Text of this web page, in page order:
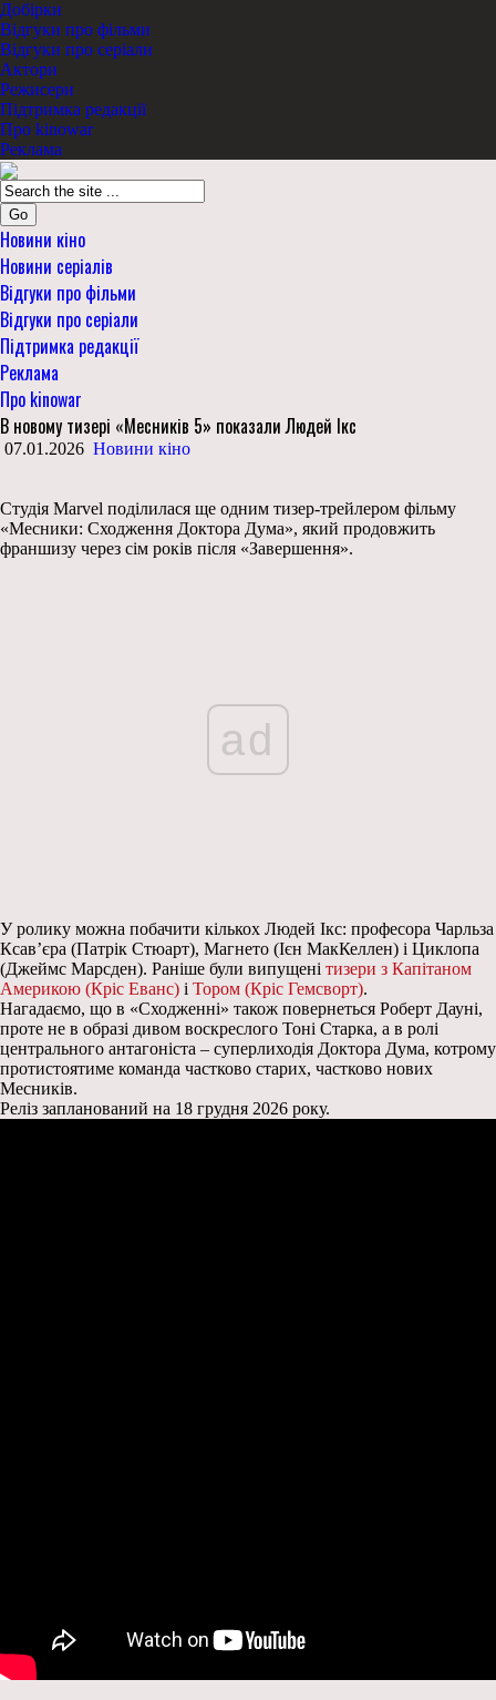
Добірки
Відгуки про фільми
Відгуки про серіали
Актори
Режисери
Підтримка редакції
Про kinowar
Реклама
Go
Новини кіно
Новини серіалів
Відгуки про фільми
Відгуки про серіали
Підтримка редакції
Реклама
Про kinowar
В новому тизері «Месників 5» показали Людей Ікс
07.01.2026 Новини кіно
Студія Marvel поділилася ще одним тизер-трейлером фільму
«Месники: Сходження Доктора Дума», який продовжить
франшизу через сім років після «Завершення».
ad
У ролику можна побачити кількох Людей Ікс: професора Чарльза
Ксав’єра (Патрік Стюарт), Магнето (Ієн МакКеллен) і Циклопа
(Джеймс Марсден). Раніше були випущені тизери з Капітаном
Америкою (Кріс Еванс) і Тором (Кріс Гемсворт).
Нагадаємо, що в «Сходженні» також повернеться Роберт Дауні,
проте не в образі дивом воскреслого Тоні Старка, а в ролі
центрального антагоніста – суперлиходія Доктора Дума, котрому
протистоятиме команда частково старих, частково нових
Месників.
Реліз запланований на 18 грудня 2026 року.